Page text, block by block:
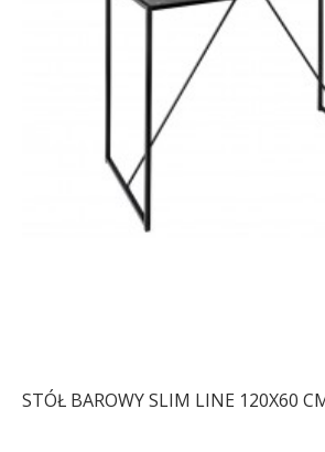
STÓŁ BAROWY SLIM LINE 120X60